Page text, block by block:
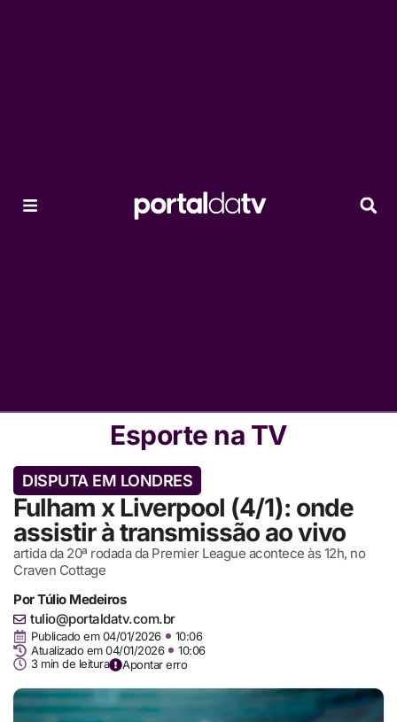
Esporte na TV
DISPUTA EM LONDRES
Fulham x Liverpool (4/1): onde
assistir à transmissão ao vivo
artida da 20ª rodada da Premier League acontece às 12h, no
Craven Cottage
PorTúlio Medeiros
tulio@portaldatv.com.br
Publicado em 04/01/2026
10:06
Atualizado em 04/01/2026
10:06
3 min de leitura
Apontar erro